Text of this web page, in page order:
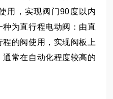
用，实现阀门90度以内
为直行程电动阀：由直
的阀使用，实现阀板上
常在自动化程度较高的